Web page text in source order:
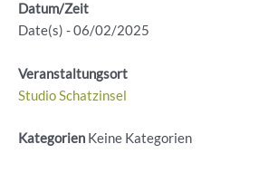
Datum/Zeit
Date(s) - 06/02/2025
Veranstaltungsort
Studio Schatzinsel
Kategorien Keine Kategorien